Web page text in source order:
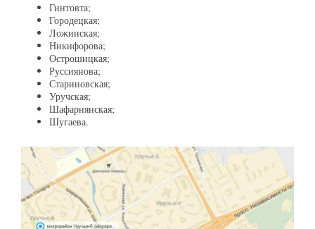
Гинтовта;
Городецкая;
Ложинская;
Никифорова;
Острошицкая;
Руссиянова;
Стариновская;
Уручская;
Шафарнянская;
Шугаева.